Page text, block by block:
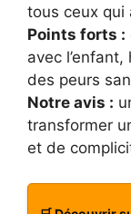
tous ceux qui
Points forts :
avec
des peurs
Notre avis :
transformer
et de